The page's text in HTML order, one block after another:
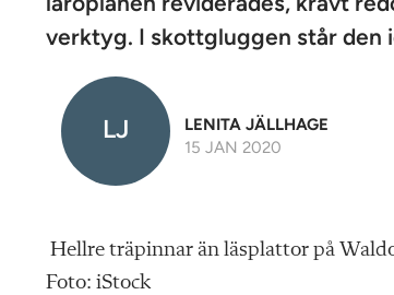
verktyg. I skottgluggen står den
LJ
LENITA JÄLLHAGE
15 JAN 2020
Hellre träpinnar än läsplattor på
Foto: iStock